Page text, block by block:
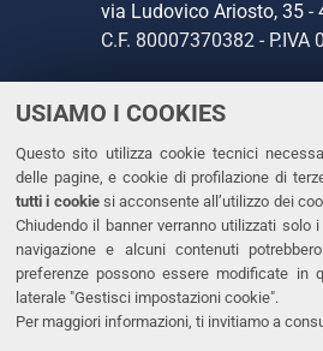
USIAMO I COOKIES
Questo sito utilizza cookie tecnici
delle pagine, e cookie di profilazione di
tutti i cookiesi acconsente all’utilizzo dei
Chiudendo il banner verranno utilizzati solo
navigazione e alcuni contenuti
preferenze possono essere modificate in
laterale "Gestisci impostazioni cookie".
Per maggiori informazioni, ti invitiamo a
via Ludovico Ariosto, 35 -
C.F. 80007370382 - P.IVA
CONTATTI
Tel. +39 0532 293111
Fax. +39 0532 293031
PEC
LINKS